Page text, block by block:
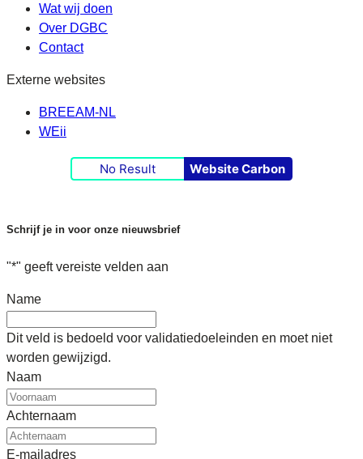
Wat wij doen
Over DGBC
Contact
Externe websites
BREEAM-NL
WEii
No Result Website Carbon
Schrijf je in voor onze nieuwsbrief
"*" geeft vereiste velden aan
Name
Dit veld is bedoeld voor validatiedoeleinden en moet niet
worden gewijzigd.
Naam
Achternaam
E-mailadres